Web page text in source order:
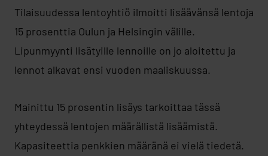
Tilaisuudessa lentoyhtiö ilmoitti lisäävänsä lentoja
15 prosenttia Oulun ja Helsingin välille.
Lipunmyynti lisätyille lennoille on jo aloitettu ja
lennot alkavat ensi vuoden maaliskuussa.
Mainittu 15 prosentin lisäys tarkoittaa tässä
yhteydessä lentojen määrällistä lisäämistä.
Kapasiteettia penkkien määränä ei vielä tiedetä.